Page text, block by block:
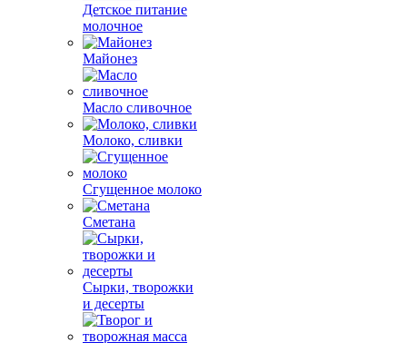
Детское питание
молочное
Майонез
Масло сливочное
Молоко, сливки
Сгущенное молоко
Сметана
Сырки, творожки
и десерты